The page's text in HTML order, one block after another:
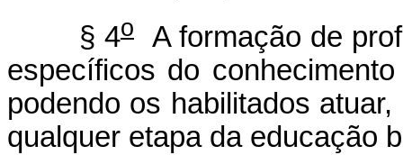
§ 4o
A formação de
específicos do
podendo os habilitados
qualquer etapa da educação